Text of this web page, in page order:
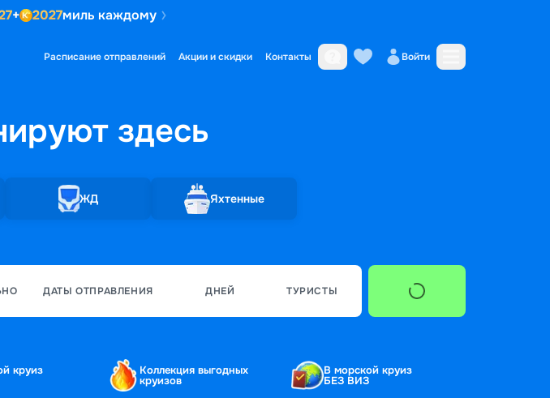
+ 2027миль каждому
Расписание отправлений Акции и скидки Контакты Войти
здесь
ЖД Яхтенные
ДАТЫ ОТПРАВЛЕНИЯ ДНЕЙ ТУРИСТЫ
круиз Коллекция выгодных
круизов
В морской круиз
БЕЗ ВИЗ